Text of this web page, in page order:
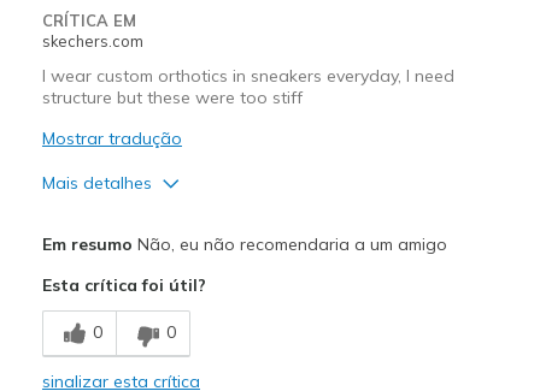
CRÍTICA EM
skechers.com
I wear custom orthotics in sneakers everyday, I need
structure but these were too stiff
Mostrar tradução
Mais detalhes
Durable
Melhores utilizações
Em resumo Não, eu não recomendaria a um amigo
Esta crítica foi útil?
0 0
sinalizar esta crítica